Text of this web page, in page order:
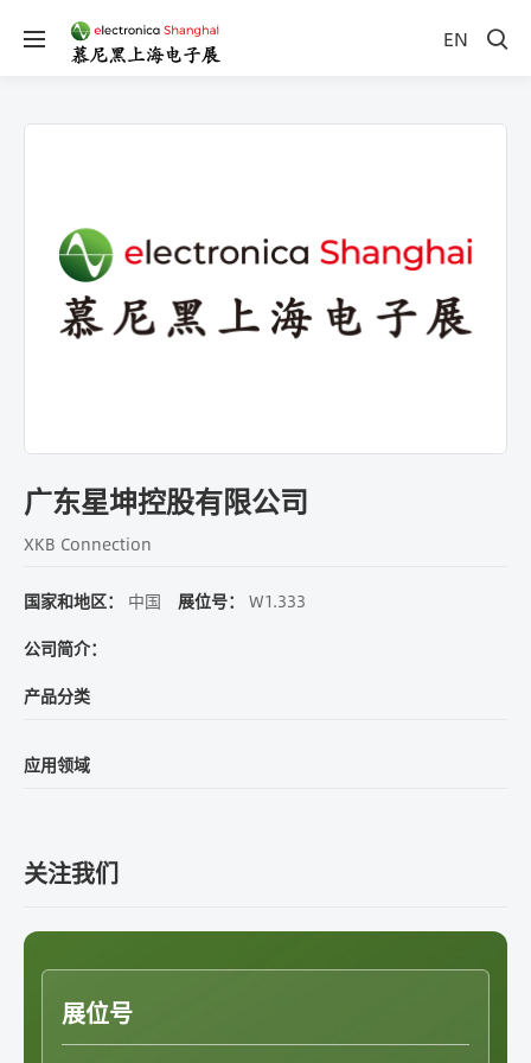
EN
广东星坤控股有限公司
XKB Connection
国家和地区： 中国 展位号： W1.333
公司简介：
产品分类
应用领域
关注我们
展位号